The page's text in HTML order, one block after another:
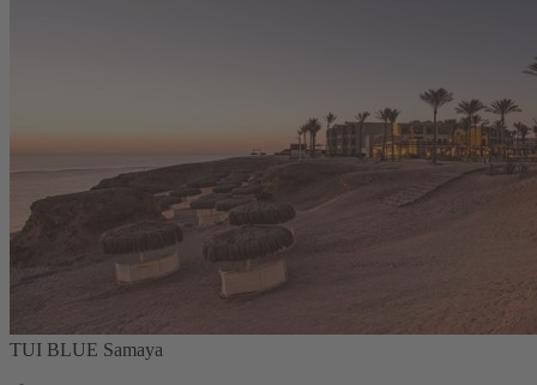
TUI BLUE Samaya